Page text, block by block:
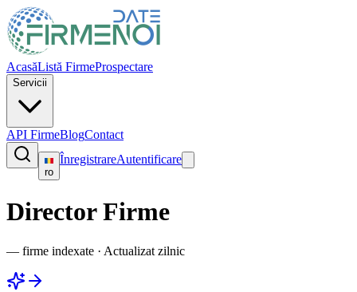
AcasăListă FirmeProspectare
Servicii
API FirmeBlogContact
ro
ÎnregistrareAutentificare
Director Firme
— firme indexate · Actualizat zilnic